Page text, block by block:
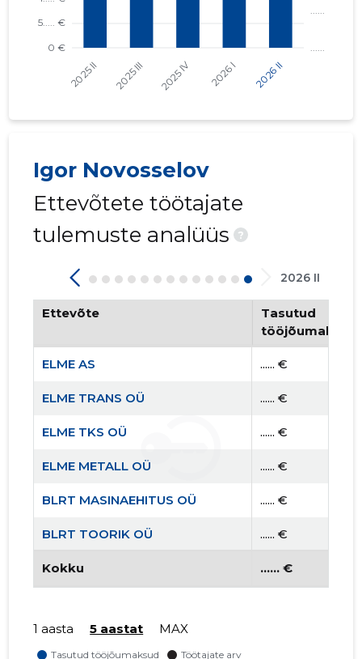
Igor Novosselov
Ettevõtete töötajate
tulemuste analüüs
?
2026 II
Ettevõte
Tasutud
tööjõumaksud
ELME AS ...... €
ELME TRANS OÜ ...... €
ELME TKS OÜ ...... €
ELME METALL OÜ ...... €
BLRT MASINAEHITUS OÜ ...... €
BLRT TOORIK OÜ ...... €
BLRT VALUKODA OÜ ...... €
Kokku ...... €
1 aasta 5 aastat MAX